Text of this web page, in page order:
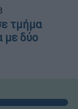
τμήμα
με δύο